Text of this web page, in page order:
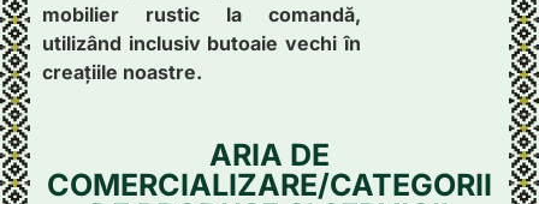
mobilier rustic la comandă,
utilizând inclusiv butoaie vechi în
creațiile noastre.
ARIA DE
COMERCIALIZARE/CATEGORII